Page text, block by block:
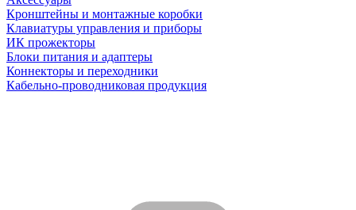
Кронштейны и монтажные коробки
Клавиатуры управления и приборы
ИК прожекторы
Блоки питания и адаптеры
Коннекторы и переходники
Кабельно-проводниковая продукция